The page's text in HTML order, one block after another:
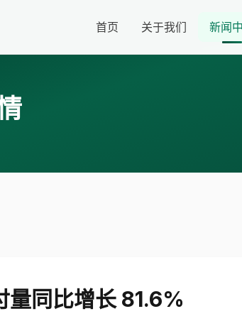
首页 关于我们 新闻
量同比增长 81.6%